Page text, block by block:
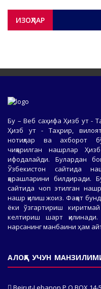
ИЗОҲЛАР
Бу – Веб саҳифа Ҳизб ут -
Ҳизб ут - Таҳрир,
нотиқлар ва ахборот
чиқарилган нашрлар
ифодалайди. Булардан
Ўзбекистон сайтида
қарашларини билдиради.
сайтида чоп этилган
нашр қилиш жоиз. Фақат
ёки ўзгартириш
келтириш шарт қилинади.
нарсанинг манбаини ҳам
АЛОҚА УЧУН